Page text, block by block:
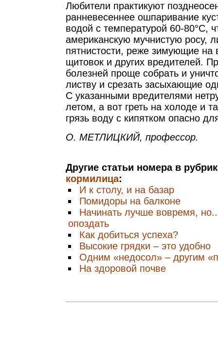
Любители практикуют
ранневесеннее ошпаривание
водой с температурой 60-80°С,
американскую мучнистую росу,
пятнистости, реже зимующие на
щитовок и других вредителей.
болезней проще собрать и
листву и срезать засыхающие
С указанными вредителями
летом, а вот греть на холоде и
грязь воду с кипятком опасно
О. МЕТЛИЦКИЙ, профессор.
Другие статьи номера в
кормилица:
И к столу, и на базар
Помидоры на балконе
Начинать лучше вовремя,
опоздать
Как добиться успеха?
Высокие грядки – это удобно
Одним «недосол» – другим
На здоровой почве